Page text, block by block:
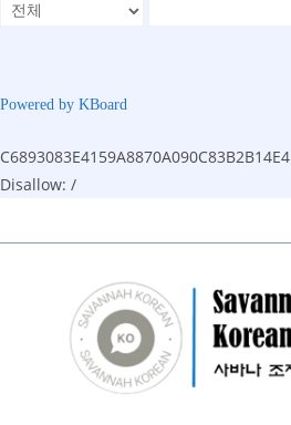
Powered by KBoard
C6893083E4159A8870A090C83B2B14E4
Disallow: /
to